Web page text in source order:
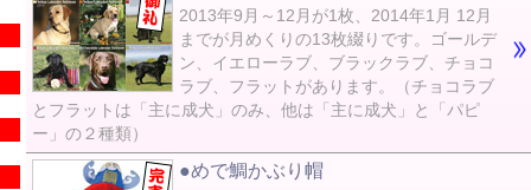
2013年9月～12月が1枚、2014年1月 12月
までが月めくりの13枚綴りです。ゴールデ
ン、イエローラブ、ブラックラブ、チョコ
ラブ、フラットがあります。（チョコラブ
とフラットは「主に成犬」のみ、他は「主に成犬」と「パピ
ー」の２種類）
●めで鯛かぶり帽